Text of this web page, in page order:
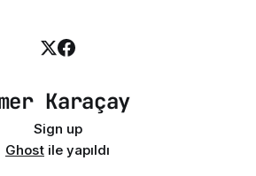
Karaçay
Sign up
Ghost ile yapıldı